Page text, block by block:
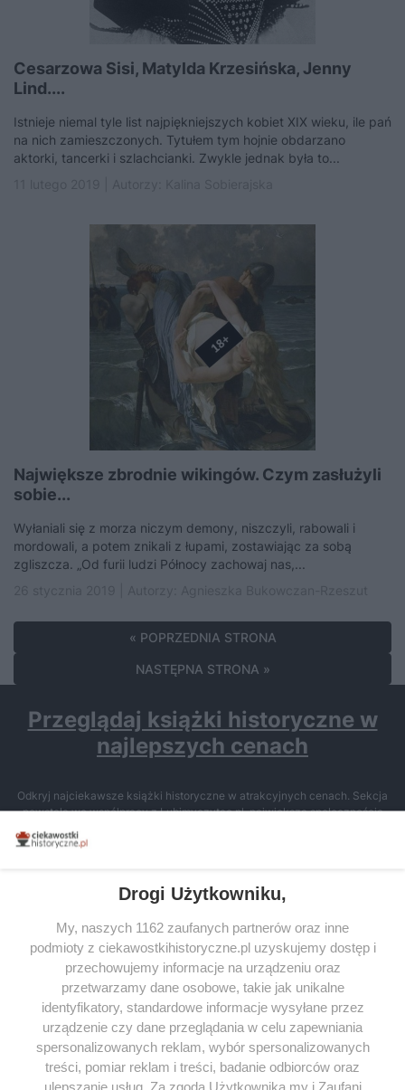
Cesarzowa Sisi, Matylda Krzesińska, Jenny
Lind....
Istnieje niemal tyle list najpiękniejszych kobiet XIX wieku, ile pań
na nich zamieszczonych. Tytułem tym hojnie obdarzano
aktorki, tancerki i szlachcianki. Zwykle jednak była to...
Największe zbrodnie wikingów. Czym zasłużyli
sobie...
Wyłaniali się z morza niczym demony, niszczyli, rabowali i
mordowali, a potem znikali z łupami, zostawiając za sobą
zgliszcza. „Od furii ludzi Północy zachowaj nas,...
« POPRZEDNIA STRONA
NASTĘPNA STRONA »
Przeglądaj książki historyczne w
najlepszych cenach
Odkryj najciekawsze książki historyczne w atrakcyjnych cenach. Sekcja
powstała we współpracy z Lubimyczytac.pl, największą społecznością
miłośników literatury w Polsce – dzięki temu możesz wybierać spośród
tytułów najwyżej ocenianych przez czytelników.
SERWIS
SPOŁECZNOŚĆ
WSPÓŁPRACA
KONTAKT
Drogi Użytkowniku,
My, naszych 1162 zaufanych partnerów oraz inne
podmioty z ciekawostkihistoryczne.pl uzyskujemy dostęp i
przechowujemy informacje na urządzeniu oraz
przetwarzamy dane osobowe, takie jak unikalne
identyfikatory, standardowe informacje wysyłane przez
urządzenie czy dane przeglądania w celu zapewniania
spersonalizowanych reklam, wybór spersonalizowanych
treści, pomiar reklam i treści, badanie odbiorców oraz
ulepszanie usług. Za zgodą Użytkownika my i Zaufani